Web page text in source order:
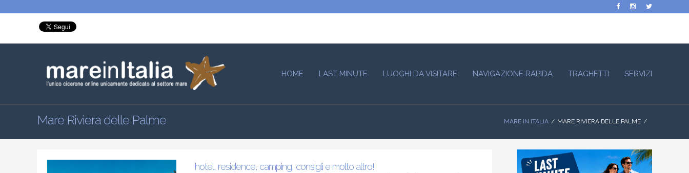
HOME LAST MINUTE LUOGHI DA VISITARE NAVIGAZIONE RAPIDA TRAGHETTI SERVIZI
Mare Riviera delle Palme MARE IN ITALIA MARE RIVIERA DELLE PALME
hotel, residence, camping, consigli e molto altro!